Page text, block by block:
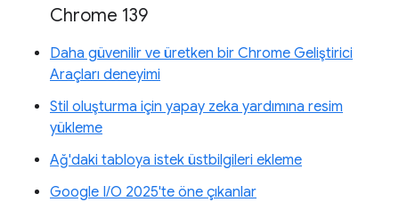
Chrome 139
Daha güvenilir ve üretken bir Chrome Geliştirici
Araçları deneyimi
Stil oluşturma için yapay zeka yardımına resim
yükleme
Ağ'daki tabloya istek üstbilgileri ekleme
Google I/O 2025'te öne çıkanlar